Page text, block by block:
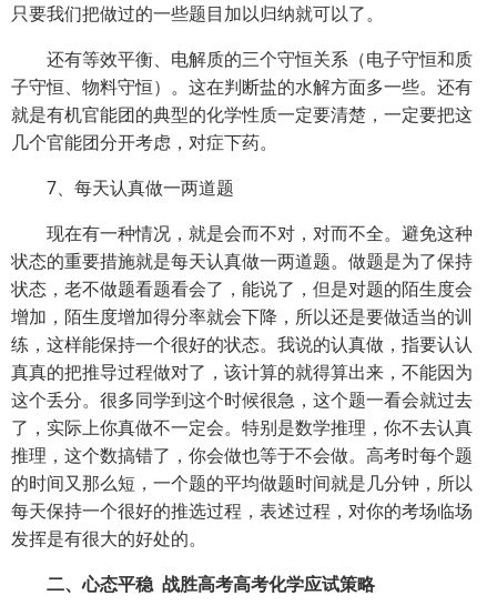
只要我们把做过的一些题目加以归纳就可以了。
还有等效平衡、电解质的三个守恒关系（电子守恒和质
子守恒、物料守恒）。这在判断盐的水解方面多一些。还有
就是有机官能团的典型的化学性质一定要清楚，一定要把这
几个官能团分开考虑，对症下药。
7、每天认真做一两道题
现在有一种情况，就是会而不对，对而不全。避免这种
状态的重要措施就是每天认真做一两道题。做题是为了保持
状态，老不做题看题看会了，能说了，但是对题的陌生度会
增加，陌生度增加得分率就会下降，所以还是要做适当的训
练，这样能保持一个很好的状态。我说的认真做，指要认认
真真的把推导过程做对了，该计算的就得算出来，不能因为
这个丢分。很多同学到这个时候很急，这个题一看会就过去
了，实际上你真做不一定会。特别是数学推理，你不去认真
推理，这个数搞错了，你会做也等于不会做。高考时每个题
的时间又那么短，一个题的平均做题时间就是几分钟，所以
每天保持一个很好的推选过程，表述过程，对你的考场临场
发挥是有很大的好处的。
二、心态平稳 战胜高考高考化学应试策略